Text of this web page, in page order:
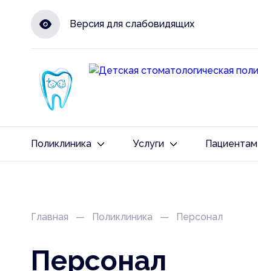
Версия для слабовидящих
Поликлиника Услуги Пациентам
Главная Поликлиника Персонал
Персонал